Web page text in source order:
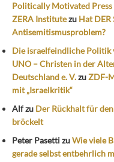
Politically Motivated Press
ZERA Institutezu Hat DER
Antisemitismusproblem?
Die israelfeindliche Politik
UNO – Christen in der
Deutschland e. V.zuZDF-
mit „Israelkritik“
Alfzu Der Rückhalt für
bröckelt
Peter PasettizuWie viele
gerade selbst entbehrlich